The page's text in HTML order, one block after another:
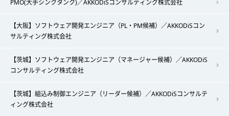
PMO(大手シンクタンク)／AKKODiSコンサルティング株式会社
【大阪】ソフトウェア開発エンジニア（PL・PM候補）／AKKODiSコン
サルティング株式会社
【茨城】ソフトウェア開発エンジニア（マネージャー候補）／AKKODiS
コンサルティング株式会社
【茨城】組込み制御エンジニア（リーダー候補）／AKKODiSコンサルテ
ィング株式会社